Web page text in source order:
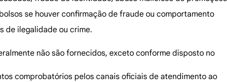
se houver confirmação de fraude ou comportamento
de ilegalidade ou crime.
não são fornecidos, exceto conforme disposto no
comprobatórios pelos canais oficiais de atendimento ao